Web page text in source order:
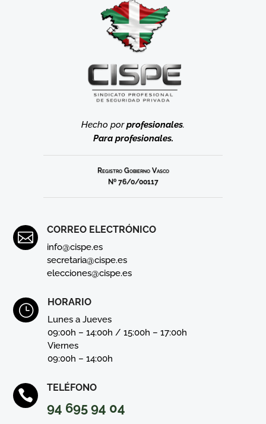
Hecho porprofesionales.
Para profesionales.
Registro Gobierno Vasco
Nº 76/0/00117

CORREO ELECTRÓNICO
info@cispe.es
secretaria@cispe.es
elecciones@cispe.es
}
HORARIO
Lunes a Jueves
09:00h – 14:00h / 15:00h – 17:00h
Viernes
09:00h – 14:00h

TELÉFONO
94 695 94 04